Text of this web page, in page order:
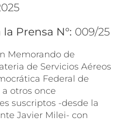
Prensa N°: 009/25
Memorando de
de Servicios Aéreos
Federal de
otros once
suscriptos -desde la
Javier Milei- con